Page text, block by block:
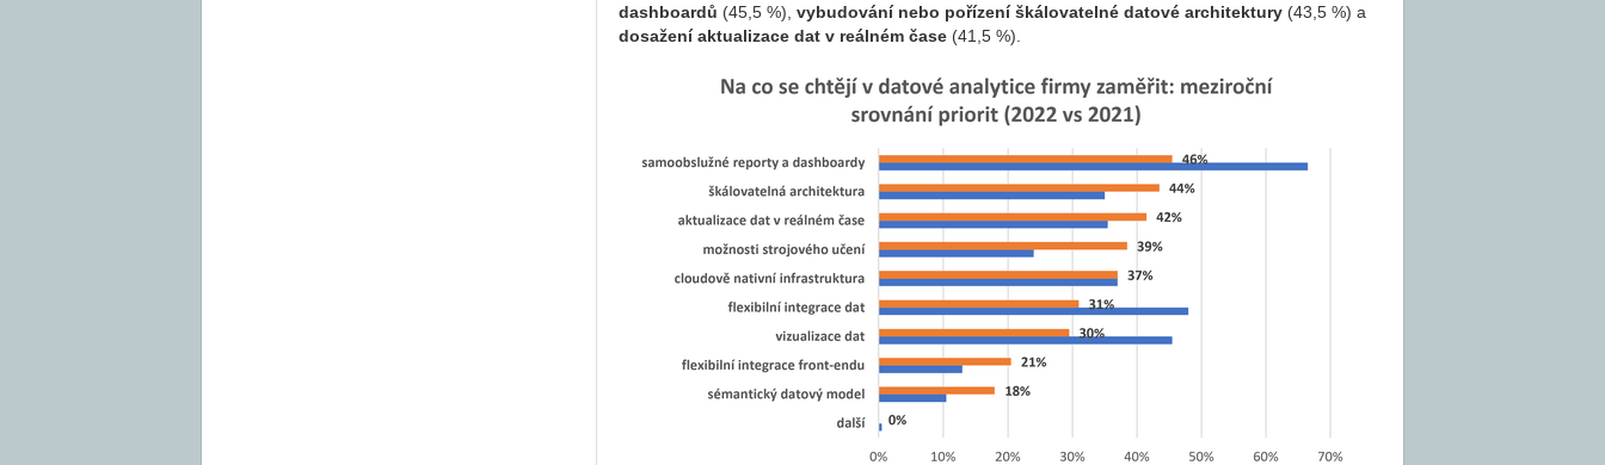
dashboardů (45,5 %), vybudování nebo pořízení škálovatelné datové architektury (43,5 %) a
dosažení aktualizace dat v reálném čase (41,5 %).